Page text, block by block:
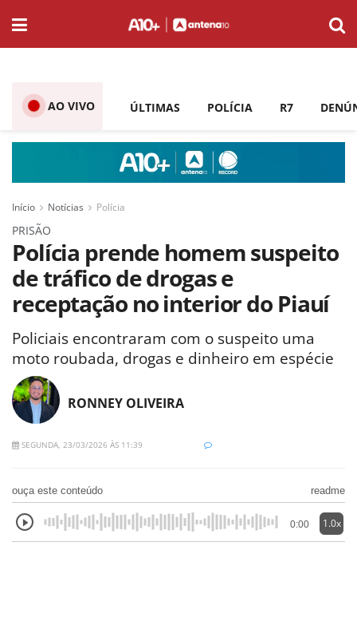
AO VIVO ÚLTIMAS POLÍCIA R7
Início Notícias Polícia
PRISÃO
Polícia prende homem suspeito
de tráfico de drogas e
receptação no interior do Piauí
Policiais encontraram com o suspeito uma
moto roubada, drogas e dinheiro em espécie
RONNEY OLIVEIRA
SEGUNDA, 23/03/2026 ÀS 11:39
ouça este conteúdo readme
0:00 1.0x